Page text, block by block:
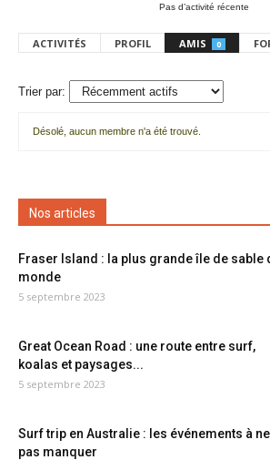
Pas d’activité récente
ACTIVITÉS PROFIL AMIS 0
Trier par:
amis
Désolé, aucun membre n'a été trouvé.
Nos articles
Fraser Island : la plus grande île de sable
monde
5 septembre 2023
Great Ocean Road : une route entre surf,
koalas et paysages...
5 septembre 2023
Surf trip en Australie : les événements à ne
pas manquer